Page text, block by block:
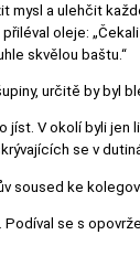
mysl a ulehčit
oleje:
skvělou baštu.“
určitě by byl
V okolí byli
se v
soused ke
se s